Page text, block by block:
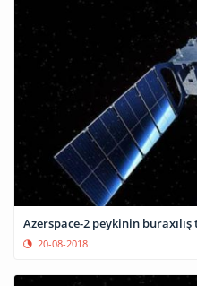
Azerspace-2 peykinin
20-08-2018